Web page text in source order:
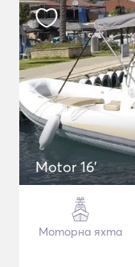
Motor 16'
Моторна яхта